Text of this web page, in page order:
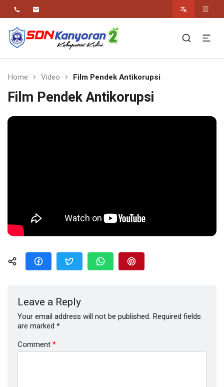
SDN Kanyoran 2
Kec.Semen Kab.Kediri
Religius Berwawasan Berbudaya
Home Video Film Pendek Antikorupsi
Film Pendek Antikorupsi
Leave a Reply
Your email address will not be published. Required fields
are marked *
Comment*